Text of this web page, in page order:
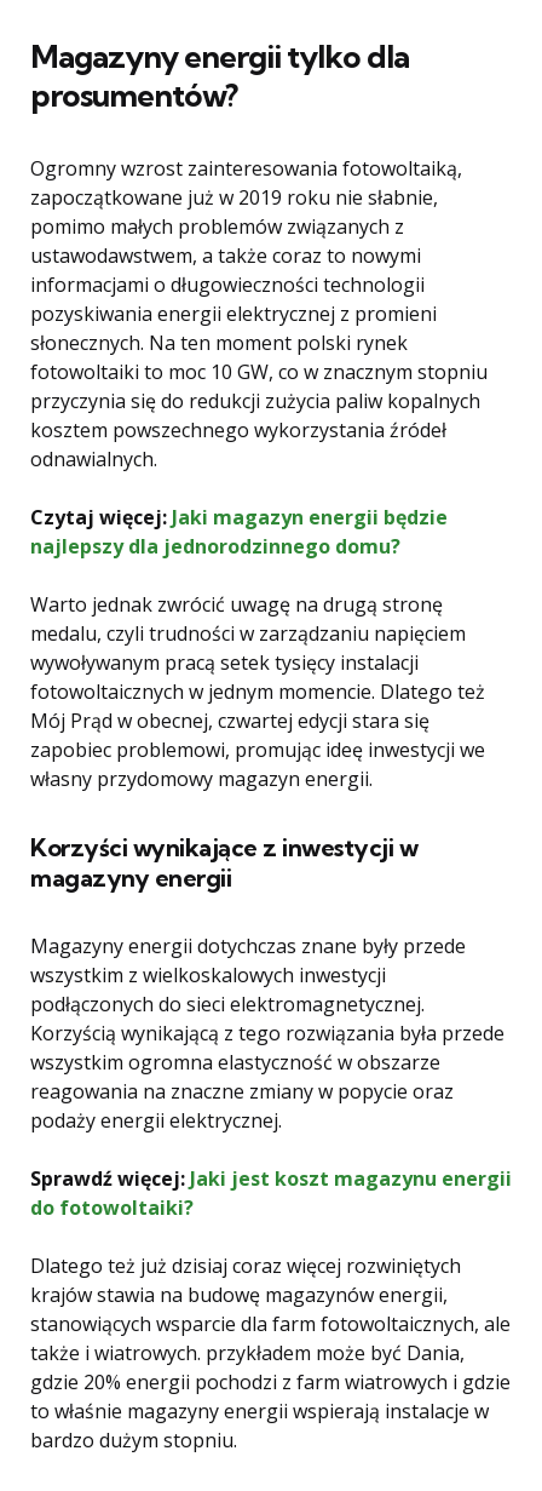
Magazyny energii tylko dla
prosumentów?
Ogromny wzrost zainteresowania fotowoltaiką,
zapoczątkowane już w 2019 roku nie słabnie,
pomimo małych problemów związanych z
ustawodawstwem, a także coraz to nowymi
informacjami o długowieczności technologii
pozyskiwania energii elektrycznej z promieni
słonecznych. Na ten moment polski rynek
fotowoltaiki to moc 10 GW, co w znacznym stopniu
przyczynia się do redukcji zużycia paliw kopalnych
kosztem powszechnego wykorzystania źródeł
odnawialnych.
Czytaj więcej: Jaki magazyn energii będzie
najlepszy dla jednorodzinnego domu?
Warto jednak zwrócić uwagę na drugą stronę
medalu, czyli trudności w zarządzaniu napięciem
wywoływanym pracą setek tysięcy instalacji
fotowoltaicznych w jednym momencie. Dlatego też
Mój Prąd w obecnej, czwartej edycji stara się
zapobiec problemowi, promując ideę inwestycji we
własny przydomowy magazyn energii.
Korzyści wynikające z inwestycji w
magazyny energii
Magazyny energii dotychczas znane były przede
wszystkim z wielkoskalowych inwestycji
podłączonych do sieci elektromagnetycznej.
Korzyścią wynikającą z tego rozwiązania była przede
wszystkim ogromna elastyczność w obszarze
reagowania na znaczne zmiany w popycie oraz
podaży energii elektrycznej.
Sprawdź więcej: Jaki jest koszt magazynu energii
do fotowoltaiki?
Dlatego też już dzisiaj coraz więcej rozwiniętych
krajów stawia na budowę magazynów energii,
stanowiących wsparcie dla farm fotowoltaicznych, ale
także i wiatrowych. przykładem może być Dania,
gdzie 20% energii pochodzi z farm wiatrowych i gdzie
to właśnie magazyny energii wspierają instalacje w
bardzo dużym stopniu.